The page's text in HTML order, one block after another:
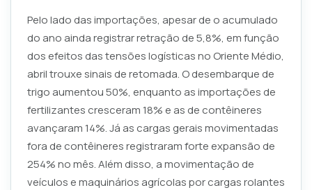
Pelo lado das importações, apesar de o acumulado
do ano ainda registrar retração de 5,8%, em função
dos efeitos das tensões logísticas no Oriente Médio,
abril trouxe sinais de retomada. O desembarque de
trigo aumentou 50%, enquanto as importações de
fertilizantes cresceram 18% e as de contêineres
avançaram 14%. Já as cargas gerais movimentadas
fora de contêineres registraram forte expansão de
254% no mês. Além disso, a movimentação de
veículos e maquinários agrícolas por cargas rolantes